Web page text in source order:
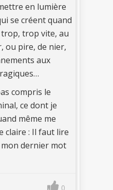
en lumière
se créent quand
trop vite, au
ou pire, de nier,
aux
compris le
ce dont je
même me
claire : Il faut lire
mon dernier mot
0